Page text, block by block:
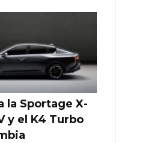
la Sportage X-
y el K4 Turbo